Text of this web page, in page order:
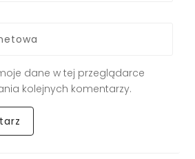
dane w tej przeglądarce
kolejnych komentarzy.